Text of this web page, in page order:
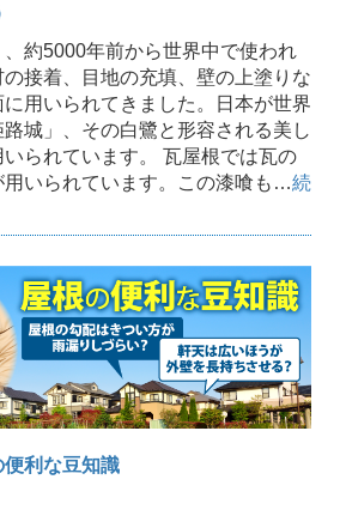
約5000年前から世界中で使われ
接着、目地の充填、壁の上塗りな
用いられてきました。日本が世界
城」、その白鷺と形容される美し
られています。 瓦屋根では瓦の
用いられています。この漆喰も…続
利な豆知識